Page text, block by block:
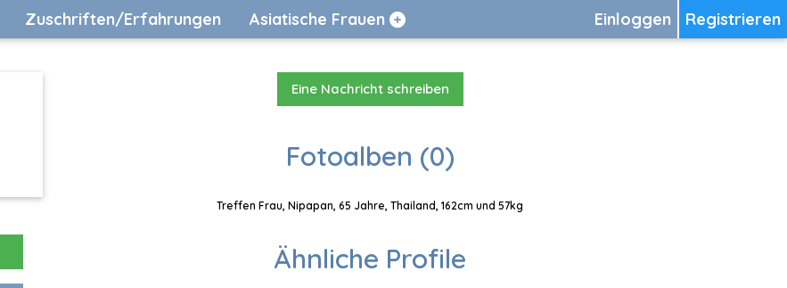
Registrieren
Einloggen
Zuschriften/Erfahrungen Asiatische Frauen
Eine Nachricht schreiben
Fotoalben (0)
Treffen Frau, Nipapan, 65 Jahre, Thailand, 162cm und 57kg
Ähnliche Profile